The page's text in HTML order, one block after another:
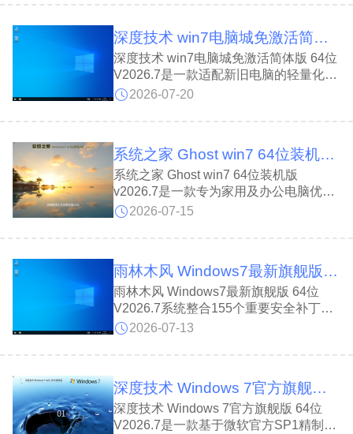
豪华版 64位 V2026.7通过优化网络及底
为您打造纯净、高效且安全的极致操作环
境。
深度技术 win7电脑城免激活简体版 64位 V2026.7
深度技术 win7电脑城免激活简体版 64位
V2026.7是一款适配新旧电脑的轻量化优
化装机系统;深度技术 win7电脑城免激活
AMD、Intel主流CPU做了专属性能优
护，精简系统冗余的同时，兼顾流畅度、
稳定性与硬件兼容性。
2026-07-20
系统之家 Ghost win7 64位装机版 v2026.7
系统之家 Ghost win7 64位装机版
v2026.7是一款专为家用及办公电脑优化
的精简装机系统。系统之家 Ghost win7
装机耗时短、效率极高。系统预置全套运
件，同时优化安全防护与运行机制，精简
冗余项目，在保障稳定安全的同时，大幅
提升电脑整体运行流畅度。
2026-07-15
雨林木风 Windows7最新旗舰版 64位 V2026.7
雨林木风 Windows7最新旗舰版 64位
V2026.7系统整合155个重要安全补丁，
新增笔记本A5蓝屏修复补丁，有效规避
旗舰版 64位 V2026.7在保留原版绝大部
服务，占用资源更低、运行流畅，适配老
旧电脑及政企日常办公、学习使用。
2026-07-13
深度技术 Windows 7官方旗舰版 64位 V2026.7
深度技术 Windows 7官方旗舰版 64位
V2026.7是一款基于微软官方SP1精制的